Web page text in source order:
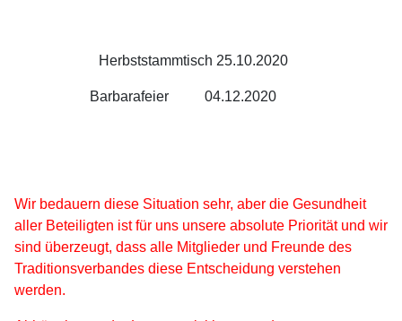
Herbststammtisch 25.10.2020
Barbarafeier 04.12.2020
Wir bedauern diese Situation sehr, aber die Gesundheit
aller Beteiligten ist für uns unsere absolute Priorität und wir
sind überzeugt, dass alle Mitglieder und Freunde des
Traditionsverbandes diese Entscheidung verstehen
werden.